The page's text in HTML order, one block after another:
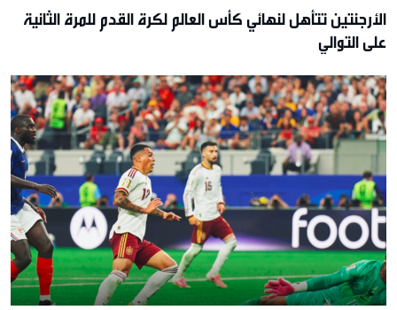
الأرجنتين تتأهل لنهائي كأس العالم لكرة القدم للمرة الثانية
على التوالي